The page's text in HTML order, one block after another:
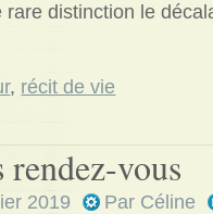
rare distinction le
, récit de vie
rendez-vous
2019 Par Céline